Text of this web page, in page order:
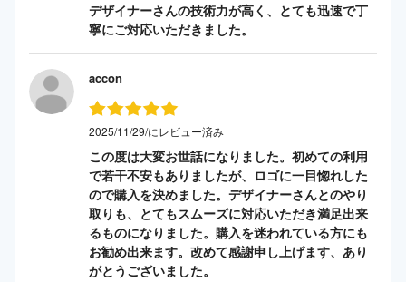
デザイナーさんの技術力が高く、とても迅速で丁
寧にご対応いただきました。
accon
2025/11/29/にレビュー済み
この度は大変お世話になりました。初めての利用
で若干不安もありましたが、ロゴに一目惚れした
ので購入を決めました。デザイナーさんとのやり
取りも、とてもスムーズに対応いただき満足出来
るものになりました。購入を迷われている方にも
お勧め出来ます。改めて感謝申し上げます、あり
がとうございました。